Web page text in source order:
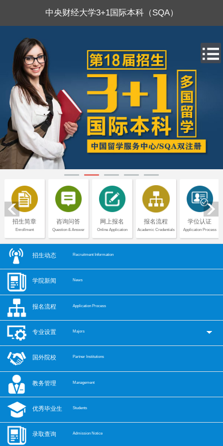
中央财经大学3+1国际本科（SQA）
招生简章
Enrollment
咨询问答
Question & Answer
网上报名
Online Application
报名流程
Academic Credentials
学位认证
Application Process
招生动态 Recruitment Information
学院新闻 News
报名流程 Application Process
专业设置 Majors
国外院校 Partner Institutions
教务管理 Management
优秀毕业生 Students
录取查询 Admission Notice